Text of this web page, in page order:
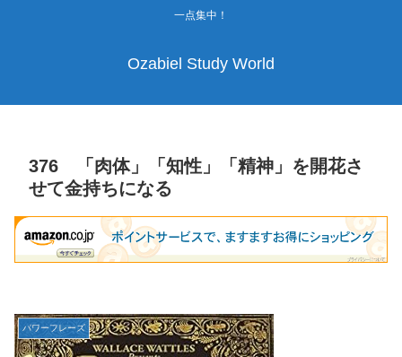
一点集中！
Ozabiel Study World
376 「肉体」「知性」「精神」を開花さ
せて金持ちになる
パワーフレーズ